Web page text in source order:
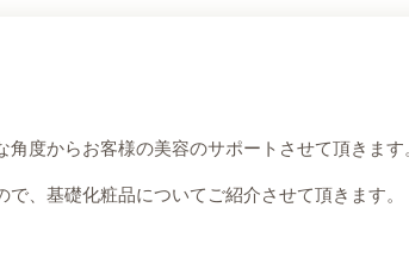
度からお客様の美容のサポートさせて頂きます
、基礎化粧品についてご紹介させて頂きます。